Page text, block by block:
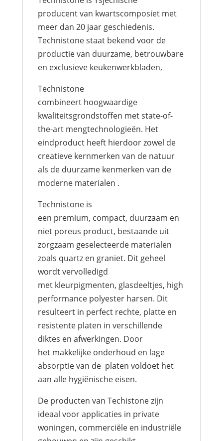
producent van kwartscomposiet met
meer dan 20 jaar geschiedenis.
Technistone staat bekend voor de
productie van duurzame, betrouwbare
en exclusieve keukenwerkbladen,
Technistone
combineert hoogwaardige
kwaliteitsgrondstoffen met state-of-
the-art mengtechnologieën. Het
eindproduct heeft hierdoor zowel de
creatieve kernmerken van de natuur
als de duurzame kenmerken van de
moderne materialen .
Technistone is
een premium, compact, duurzaam en
niet poreus product, bestaande uit
zorgzaam geselecteerde materialen
zoals quartz en graniet. Dit geheel
wordt vervolledigd
met kleurpigmenten, glasdeeltjes, high
performance polyester harsen. Dit
resulteert in perfect rechte, platte en
resistente platen in verschillende
diktes en afwerkingen. Door
het makkelijke onderhoud en lage
absorptie van de platen voldoet het
aan alle hygiënische eisen.
De producten van Techistone zijn
ideaal voor applicaties in private
woningen, commerciële en industriële